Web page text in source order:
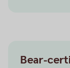
Bear-